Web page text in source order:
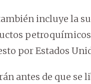
incluye la
por Estados
antes de que se